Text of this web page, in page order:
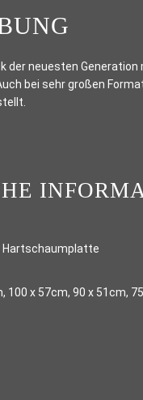
der neuesten
bei sehr großen
Hartschaumplatte
100 x 57cm, 90 x 51cm,